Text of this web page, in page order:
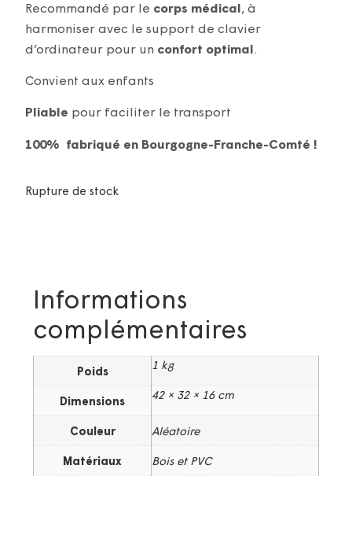
Recommandé par le corps médical, à
harmoniser avec le support de clavier
d’ordinateur pour un confort optimal.
Convient aux enfants
Pliable pour faciliter le transport
100% fabriqué en Bourgogne-Franche-Comté !
Rupture de stock
Informations
complémentaires
Poids 1 kg
Dimensions 42 × 32 × 16 cm
Couleur
Aléatoire
Matériaux
Bois et PVC